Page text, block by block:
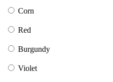
Corn
Red
Burgundy
Violet